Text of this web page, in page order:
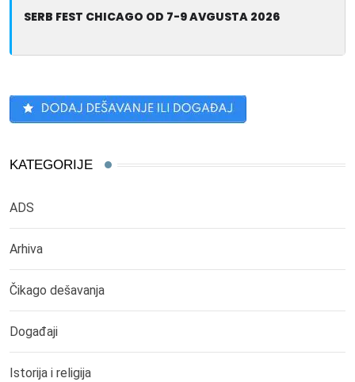
SERB FEST CHICAGO OD 7-9 AVGUSTA 2026
KATEGORIJE
ADS
Arhiva
Čikago dešavanja
Događaji
Istorija i religija